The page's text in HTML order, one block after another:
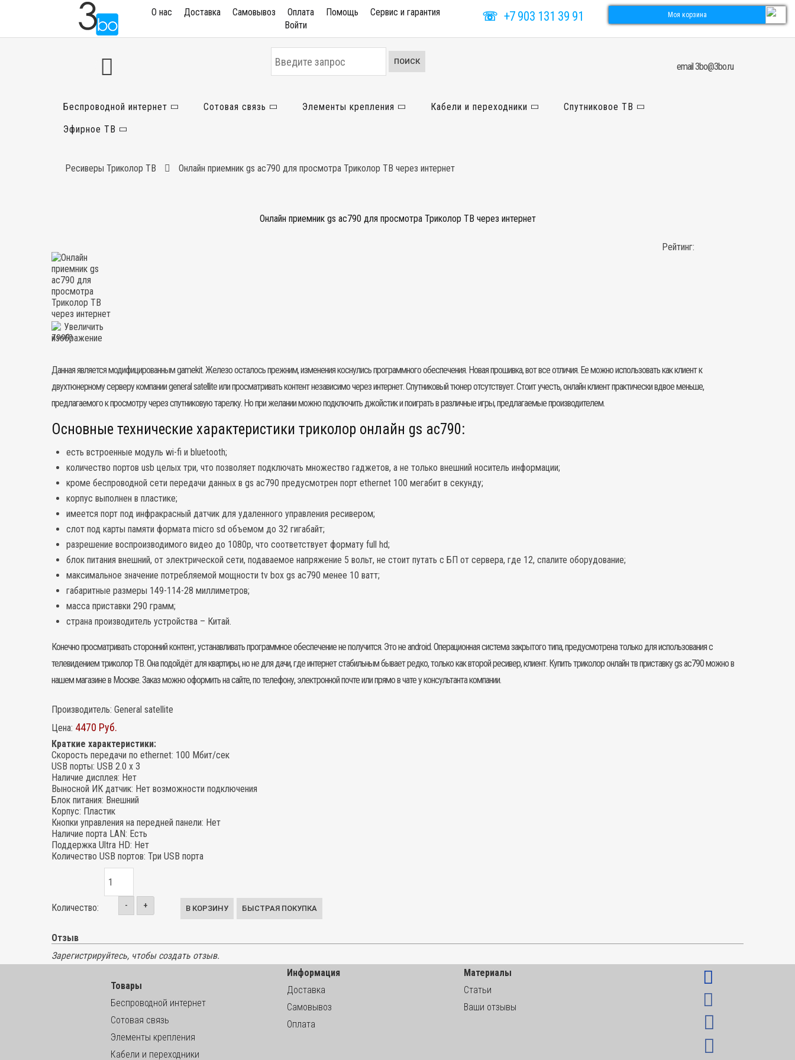
О нас Доставка Самовывоз Оплата Помощь
Сервис и гарантия
Войти
☏ +7 903 131 39 91 Моя корзина
ПОИСК email 3bo@3bo.ru
Беспроводной интернет Сотовая связь Элементы крепления Кабели и переходники
Спутниковое ТВ
Эфирное ТВ
Ресиверы Триколор ТВ Онлайн приемник gs ac790 для просмотра Триколор ТВ через интернет
Онлайн приемник gs ac790 для просмотра Триколор ТВ через интернет
Рейтинг:
Увеличить
изображение
Данная является модифицированным gamekit. Железо осталось прежним, изменения коснулись программного обеспечения. Новая прошивка, вот все отличия. Ее можно использовать как клиент к
двухтюнерному серверу компании general satellite или просматривать контент независимо через интернет. Спутниковый тюнер отсутствует. Стоит учесть, онлайн клиент практически вдвое меньше,
предлагаемого к просмотру через спутниковую тарелку. Но при желании можно подключить джойстик и поиграть в различные игры, предлагаемые производителем.
Основные технические характеристики триколор онлайн gs ac790:
есть встроенные модуль wi-fi и bluetooth;
количество портов usb целых три, что позволяет подключать множество гаджетов, а не только внешний носитель информации;
кроме беспроводной сети передачи данных в gs ac790 предусмотрен порт ethernet 100 мегабит в секунду;
корпус выполнен в пластике;
имеется порт под инфракрасный датчик для удаленного управления ресивером;
слот под карты памяти формата micro sd объемом до 32 гигабайт;
разрешение воспроизводимого видео до 1080p, что соответствует формату full hd;
блок питания внешний, от электрической сети, подаваемое напряжение 5 вольт, не стоит путать с БП от сервера, где 12, спалите оборудование;
максимальное значение потребляемой мощности tv box gs ac790 менее 10 ватт;
габаритные размеры 149-114-28 миллиметров;
масса приставки 290 грамм;
страна производитель устройства – Китай.
Конечно просматривать сторонний контент, устанавливать программное обеспечение не получится. Это не android. Операционная система закрытого типа, предусмотрена только для использования с
телевидением триколор ТВ. Она подойдёт для квартиры, но не для дачи, где интернет стабильным бывает редко, только как второй ресивер, клиент. Купитьтриколоронлайн тв приставку gs ac790 можно в
нашем магазине в Москве. Заказ можно оформить на сайте, по телефону, электронной почте или прямо в чате у консультанта компании.
Производитель: General satellite
Цена: 4470 Руб.
Краткие характеристики:
Скорость передачи по ethernet: 100 Мбит/сек
USB порты: USB 2.0 x 3
Наличие дисплея: Нет
Выносной ИК датчик: Нет возможности подключения
Блок питания: Внешний
Корпус: Пластик
Кнопки управления на передней панели: Нет
Наличие порта LAN: Есть
Поддержка Ultra HD: Нет
Количество USB портов: Три USB порта
Количество: - +
Отзыв
Зарегистрируйтесь, чтобы создать отзыв.
Товары
Беспроводной интернет
Сотовая связь
Элементы крепления
Кабели и переходники
Информация
Доставка
Самовывоз
Оплата
Материалы
Статьи
Ваши отзывы